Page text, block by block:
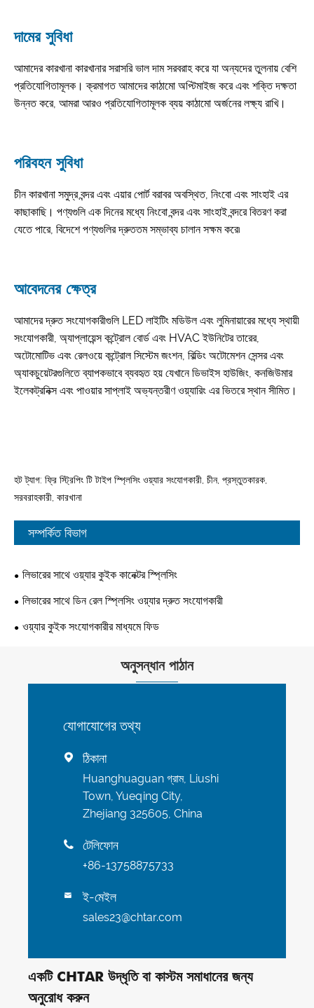
দামের সুবিধা
আমাদের কারখানা কারখানার সরাসরি ভাল দাম সরবরাহ করে যা অন্যদের তুলনায় বেশি
প্রতিযোগিতামূলক। ক্রমাগত আমাদের কাঠামো অপ্টিমাইজ করে এবং শক্তি দক্ষতা
উন্নত করে, আমরা আরও প্রতিযোগিতামূলক ব্যয় কাঠামো অর্জনের লক্ষ্য রাখি।
পরিবহন সুবিধা
চীন কারখানা সমুদ্র বন্দর এবং এয়ার পোর্ট বরাবর অবস্থিত, নিংবো এবং সাংহাই এর
কাছাকাছি। পণ্যগুলি এক দিনের মধ্যে নিংবো বন্দর এবং সাংহাই বন্দরে বিতরণ করা
যেতে পারে, বিদেশে পণ্যগুলির দ্রুততম সম্ভাব্য চালান সক্ষম করে৷
আবেদনের ক্ষেত্র
আমাদের দ্রুত সংযোগকারীগুলি LED লাইটিং মডিউল এবং লুমিনায়ারের মধ্যে স্থায়ী
সংযোগকারী, অ্যাপ্লায়েন্স কন্ট্রোল বোর্ড এবং HVAC ইউনিটের তারের,
অটোমোটিভ এবং রেলওয়ে কন্ট্রোল সিস্টেম জংশন, বিল্ডিং অটোমেশন সেন্সর এবং
অ্যাকচুয়েটরগুলিতে ব্যাপকভাবে ব্যবহৃত হয় যেখানে ডিভাইস হাউজিং, কনজিউমার
ইলেকট্রনিক্স এবং পাওয়ার সাপ্লাই অভ্যন্তরীণ ওয়্যারিং এর ভিতরে স্থান সীমিত।
হট ট্যাগ: ফ্রি স্ট্রিপিং টি টাইপ স্প্লিসিং ওয়্যার সংযোগকারী, চীন, প্রস্তুতকারক,
সরবরাহকারী, কারখানা
সম্পর্কিত বিভাগ
লিভারের সাথে ওয়্যার কুইক কানেক্টর স্প্লিসিং
লিভারের সাথে ডিন রেল স্প্লিসিং ওয়্যার দ্রুত সংযোগকারী
ওয়্যার কুইক সংযোগকারীর মাধ্যমে ফিড
অনুসন্ধান পাঠান
যোগাযোগের তথ্য
 ঠিকানা
Huanghuaguan গ্রাম, Liushi
Town, Yueqing City,
Zhejiang 325605, China
 টেলিফোন
+86-13758875733
 ই-মেইল
sales23@chtar.com
একটি CHTAR উদ্ধৃতি বা কাস্টম সমাধানের জন্য
অনুরোধ করুন